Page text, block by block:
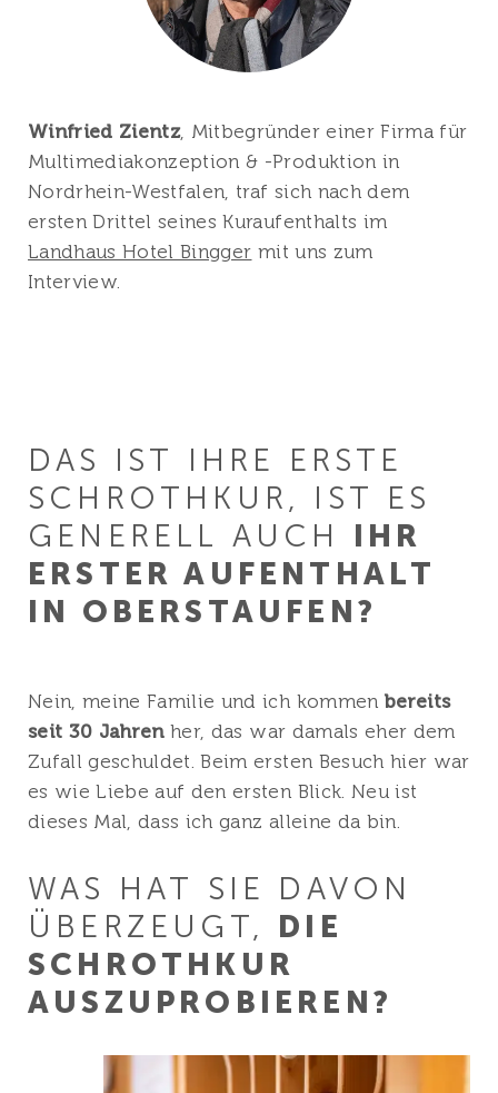
Winfried Zientz, Mitbegründer einer Firma für
Multimediakonzeption & -Produktion in
Nordrhein-Westfalen, traf sich nach dem
ersten Drittel seines Kuraufenthalts im
Landhaus Hotel Bingger mit uns zum
Interview.
DAS IST IHRE ERSTE
SCHROTHKUR, IST ES
GENERELL AUCH IHR
ERSTER AUFENTHALT
IN OBERSTAUFEN?
Nein, meine Familie und ich kommen bereits
seit 30 Jahrenher, das war damals eher dem
Zufall geschuldet. Beim ersten Besuch hier war
es wie Liebe auf den ersten Blick. Neu ist
dieses Mal, dass ich ganz alleine da bin.
WAS HAT SIE DAVON
ÜBERZEUGT, DIE
SCHROTHKUR
AUSZUPROBIEREN?